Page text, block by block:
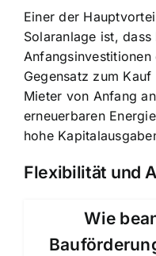
Einer der
Solaranlage ist,
Gegensatz zum
Mieter von Anfang
erneuerbaren
hohe
Flexibilität und
Wie